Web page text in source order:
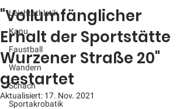
Leichtathletik
Kanu
Faustball
Wandern
Schach
Sportakrobatik
"Vollumfänglicher
Erhalt der Sportstätte
Wurzener Straße 20"
gestartet
Aktualisiert: 17. Nov. 2021